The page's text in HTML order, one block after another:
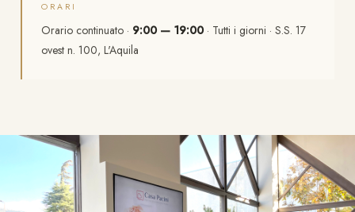
ORARI
Orario continuato · 9:00 — 19:00 · Tutti i giorni · S.S. 17
ovest n. 100, L'Aquila